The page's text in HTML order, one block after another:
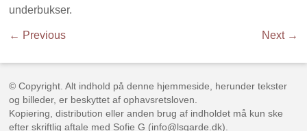
underbukser.
← Previous Next →
© Copyright. Alt indhold på denne hjemmeside, herunder tekster
og billeder, er beskyttet af ophavsretsloven.
Kopiering, distribution eller anden brug af indholdet må kun ske
efter skriftlig aftale med Sofie G (info@lsgarde.dk).